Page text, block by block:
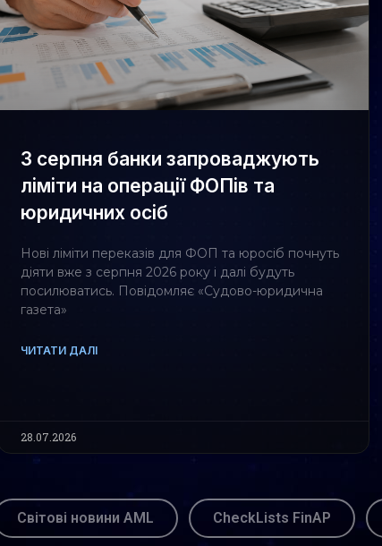
З серпня банки запроваджують
ліміти на операції ФОПів та
юридичних осіб
Нові ліміти переказів для ФОП та юросіб почнуть
діяти вже з серпня 2026 року і далі будуть
посилюватись. Повідомляє «Судово-юридична
газета»
ЧИТАТИ ДАЛІ
28.07.2026
Світові новини AML CheckLists FinAP